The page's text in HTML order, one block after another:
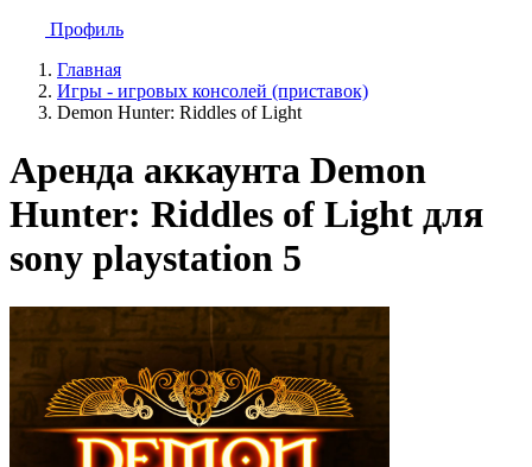
Профиль
Главная
Игры - игровых консолей (приставок)
Demon Hunter: Riddles of Light
Аренда аккаунта Demon
Hunter: Riddles of Light для
sony playstation 5